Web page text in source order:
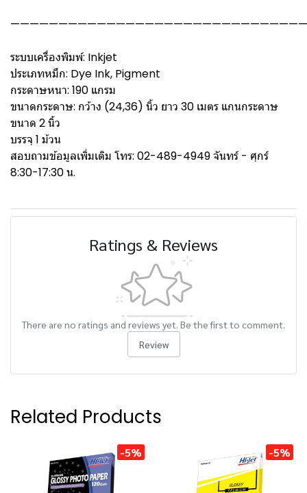
ระบบเครื่องพิมพ์: Inkjet
ประเภทหมึก: Dye Ink, Pigment
กระดาษหนา: 190 แกรม
ขนาดกระดาษ: กว้าง (24,36) นิ้ว ยาว 30 เมตร แกนกระดาษ
ขนาด 2 นิ้ว
บรรจุ 1 ม้วน
สอบถามข้อมูลเพิ่มเติม โทร: 02-489-4949 จันทร์ - ศุกร์
8:30-17:30 น.
Ratings & Reviews
There are no ratings and reviews yet. Be the first to comment.
Review
Related Products
-5% -5%